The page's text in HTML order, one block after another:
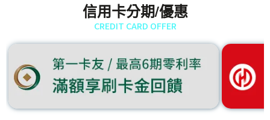
信用卡分期/優惠
CREDIT CARD OFFER